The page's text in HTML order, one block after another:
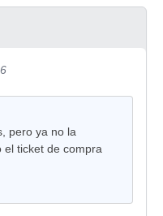
pero ya no la
el ticket de compra